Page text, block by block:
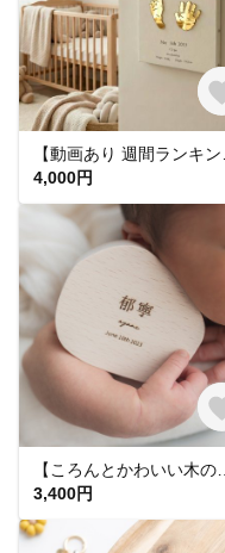
4,000円
3,400円